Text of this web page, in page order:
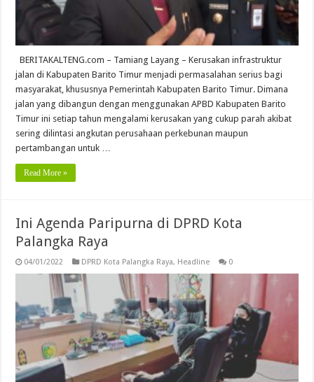
BERITAKALTENG.com – Tamiang Layang – Kerusakan infrastruktur
jalan di Kabupaten Barito Timur menjadi permasalahan serius bagi
masyarakat, khususnya Pemerintah Kabupaten Barito Timur. Dimana
jalan yang dibangun dengan menggunakan APBD Kabupaten Barito
Timur ini setiap tahun mengalami kerusakan yang cukup parah akibat
sering dilintasi angkutan perusahaan perkebunan maupun
pertambangan untuk …
Read More »
Ini Agenda Paripurna di DPRD Kota
Palangka Raya
04/01/2022 DPRD Kota Palangka Raya, Headline 0